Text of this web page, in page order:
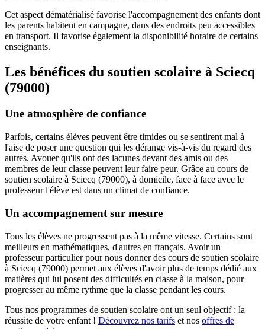
Cet aspect dématérialisé favorise l'accompagnement des enfants dont
les parents habitent en campagne, dans des endroits peu accessibles
en transport. Il favorise également la disponibilité horaire de certains
enseignants.
Les bénéfices du soutien scolaire à Sciecq
(79000)
Une atmosphère de confiance
Parfois, certains élèves peuvent être timides ou se sentirent mal à
l'aise de poser une question qui les dérange vis-à-vis du regard des
autres. Avouer qu'ils ont des lacunes devant des amis ou des
membres de leur classe peuvent leur faire peur. Grâce au cours de
soutien scolaire à Sciecq (79000), à domicile, face à face avec le
professeur l'élève est dans un climat de confiance.
Un accompagnement sur mesure
Tous les élèves ne progressent pas à la même vitesse. Certains sont
meilleurs en mathématiques, d'autres en français. Avoir un
professeur particulier pour nous donner des cours de soutien scolaire
à Sciecq (79000) permet aux élèves d'avoir plus de temps dédié aux
matières qui lui posent des difficultés en classe à la maison, pour
progresser au même rythme que la classe pendant les cours.
Tous nos programmes de soutien scolaire ont un seul objectif : la
réussite de votre enfant ! Découvrez nos tarifs et nos offres de